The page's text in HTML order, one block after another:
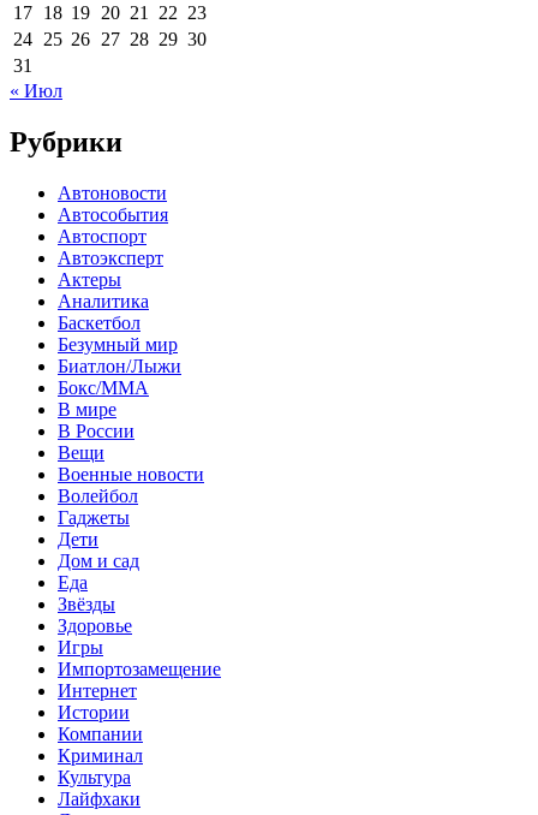
17 18 19 20 21 22 23
24 25 26 27 28 29 30
31
« Июл
Рубрики
Автоновости
Автособытия
Автоспорт
Автоэксперт
Актеры
Аналитика
Баскетбол
Безумный мир
Биатлон/Лыжи
Бокс/MMA
В мире
В России
Вещи
Военные новости
Волейбол
Гаджеты
Дети
Дом и сад
Еда
Звёзды
Здоровье
Игры
Импортозамещение
Интернет
Истории
Компании
Криминал
Культура
Лайфхаки